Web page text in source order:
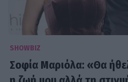
SHOWBIZ
Σοφία Μαριόλα: «Θα